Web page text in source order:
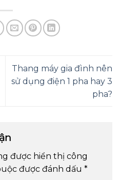
Thang máy gia đình nên
sử dụng điện 1 pha hay 3
pha?
được hiển thị công
được đánh dấu *